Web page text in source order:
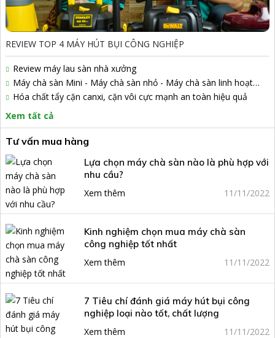
REVIEW TOP 4 MÁY HÚT BỤI CÔNG NGHIỆP
Review máy lau sàn nhà xưởng
Máy chà sàn Mini - Máy chà sàn nhỏ - Máy chà sàn linh hoạt
Artison
Hóa chất tẩy cặn canxi, cặn vôi cực mạnh an toàn hiệu quả
Xem tất cả
Tư vấn mua hàng
Lựa chọn máy chà sàn nào là phù hợp với
nhu cầu?
Xem thêm
11/11/2022
Kinh nghiệm chọn mua máy chà sàn
công nghiệp tốt nhất
Xem thêm
11/11/2022
7 Tiêu chí đánh giá máy hút bụi công
nghiệp loại nào tốt, chất lượng
Xem thêm
11/11/2022